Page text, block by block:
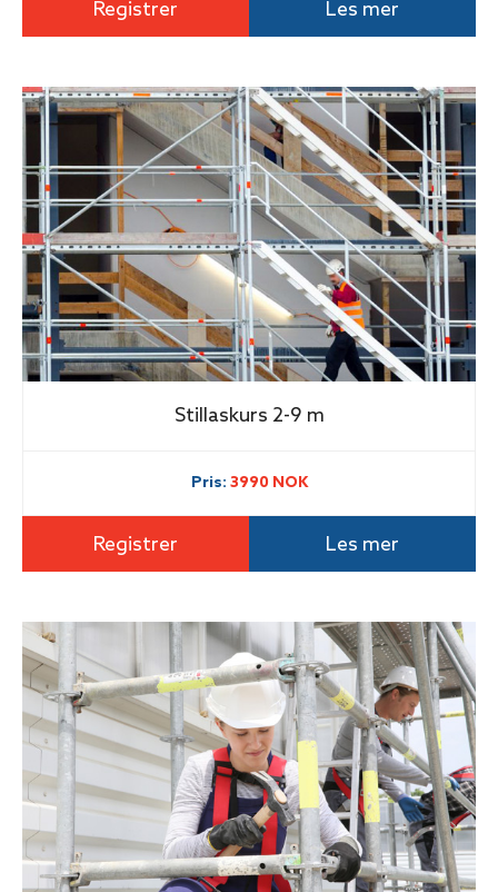
Registrer Les mer
Stillaskurs 2-9 m
Pris: 3990 NOK
Registrer Les mer